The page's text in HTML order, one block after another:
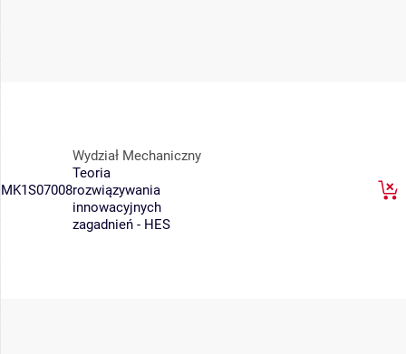
MK1S07008
Wydział Mechaniczny
Teoria
rozwiązywania
innowacyjnych
zagadnień - HES